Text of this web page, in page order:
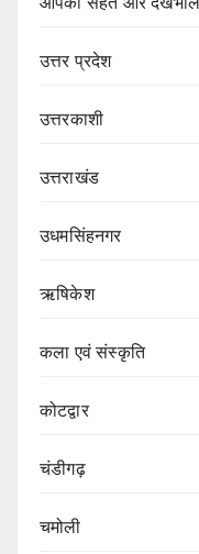
उत्तर प्रदेश
उत्तरकाशी
उत्तराखंड
उधमसिंहनगर
ऋषिकेश
कला एवं संस्कृति
कोटद्वार
चंडीगढ़
चमोली